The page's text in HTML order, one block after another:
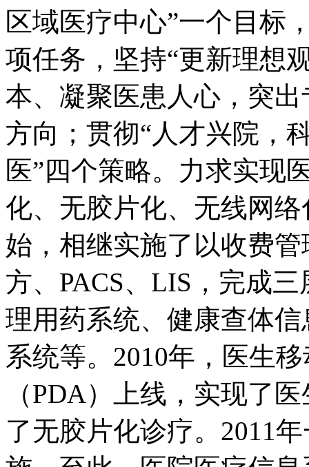
区域医疗中心”一个目标
项任务，坚持“更新理想
本、凝聚医患人心，突
方向；贯彻“人才兴院，
医”四个策略。力求实
化、无胶片化、无线网
始，相继实施了以收费
方、PACS、LIS，完成
理用药系统、健康查体
系统等。2010年，医生
（PDA）上线，实现了
了无胶片化诊疗。2011